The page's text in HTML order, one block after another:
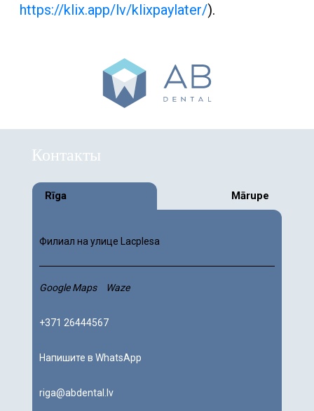
https://klix.app/lv/klixpaylater/).
Контакты
Rīga Mārupe
Филиал на улице Lacplesa
Google Maps Waze
+371 26444567
Напишите в WhatsApp
riga@abdental.lv